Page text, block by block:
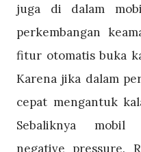
juga di dalam
perkembangan
fitur otomatis buka
Karena jika dalam
cepat mengantuk
Sebaliknya mobil
negative pressure.